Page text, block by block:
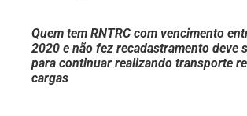
Quem tem RNTRC com vencimento
2020 e não fez recadastramento deve
para continuar realizando transporte
cargas